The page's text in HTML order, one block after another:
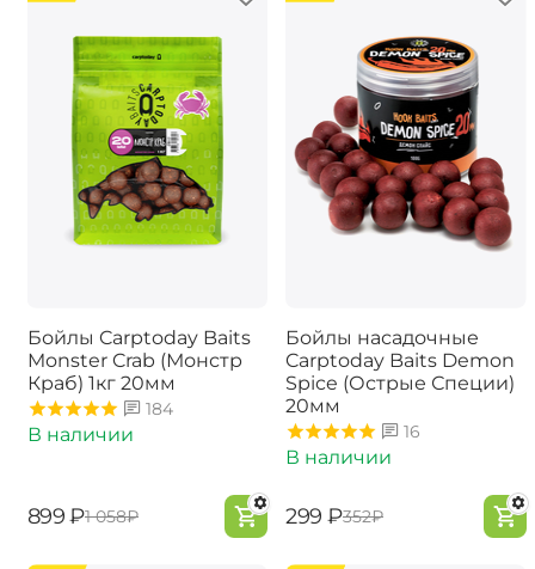
Бойлы Carptoday Baits
Monster Crab (Монстр
Краб) 1кг 20мм
184
В наличии
‍899‍ ₽‍1 058‍₽
Бойлы насадочные
Carptoday Baits Demon
Spice (Острые Специи)
20мм
16
В наличии
‍299‍ ₽‍352‍₽